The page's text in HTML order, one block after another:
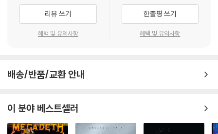
리뷰 쓰기
혜택 및 유의사항
한줄평 쓰기
혜택 및 유의사항
배송/반품/교환 안내
이 분야 베스트셀러